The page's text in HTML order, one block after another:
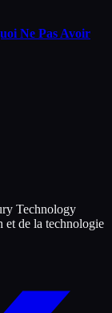
Ne Pas Avoir
Technology
de la technologie